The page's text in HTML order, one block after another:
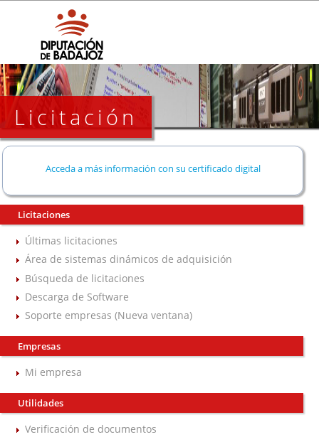
Licitación
Acceda a más información con su certificado digital
Licitaciones
Últimas licitaciones
Área de sistemas dinámicos de adquisición
Búsqueda de licitaciones
Descarga de Software
Soporte empresas (Nueva ventana)
Empresas
Mi empresa
Utilidades
Verificación de documentos